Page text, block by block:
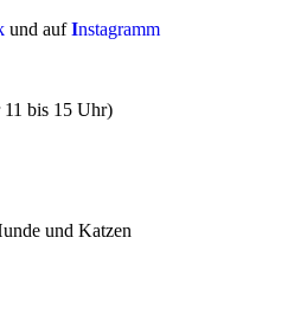
und aufInstagramm
bis 15 Uhr)
und Katzen